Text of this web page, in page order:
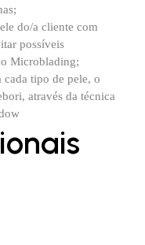
do/a cliente com
possíveis
Microblading;
tipo de pele, o
através da técnica